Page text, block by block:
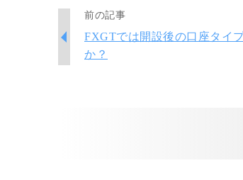
前の記事
FXGTでは開設後の口座タイ
か？